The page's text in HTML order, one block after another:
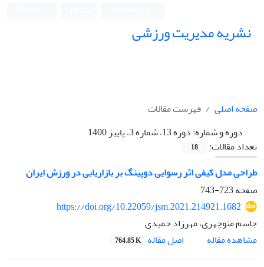
نشریه مدیریت ورزشی
صفحه اصلی
فهرست مقالات
دوره و شماره:دوره 13، شماره 3، پاییز 1400
تعداد مقالات:
18
طراحی مدل کیفی اثر رسوایی دوپینگ بر بازاریابی در ورزش ایران
صفحه723-743
https://doi.org/10.22059/jsm.2021.214921.1682
جاسم منوچهری، مهرزاد حمیدی
مشاهده مقاله
اصل مقاله 764.85 K